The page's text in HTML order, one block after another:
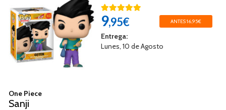
9,95€ ANTES 16,95€
Entrega:
Lunes, 10 de Agosto
One Piece
Sanji